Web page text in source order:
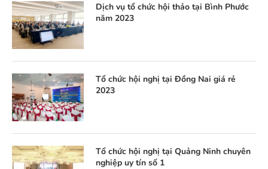
Dịch vụ tổ chức hội thảo tại Bình Phước
năm 2023
Tổ chức hội nghị tại Đồng Nai giá rẻ
2023
Tổ chức hội nghị tại Quảng Ninh chuyên
nghiệp uy tín số 1